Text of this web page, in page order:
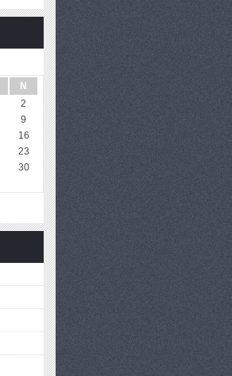
N
2
9
16
23
30